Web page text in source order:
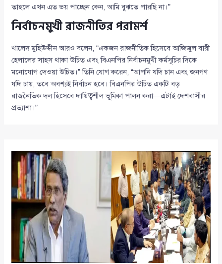
তাহলে এখন এত ভয় পাচ্ছেন কেন, আমি বুঝতে পারছি না।”
নির্বাচনমুখী রাজনীতির পরামর্শ
খালেদ মুহিউদ্দীন আরও বলেন, “একজন রাজনীতিক হিসেবে আজিজুল বারী
হেলালের সাহস থাকা উচিত এবং বিএনপির নির্বাচনমুখী কর্মসূচির দিকে
মনোযোগ দেওয়া উচিত।” তিনি যোগ করেন, “আপনি যদি চান এবং জনগণ
যদি চায়, তবে অবশ্যই নির্বাচন হবে। বিএনপির উচিত একটি বড়
রাজনৈতিক দল হিসেবে দায়িত্বশীল ভূমিকা পালন করা—এটাই দেশবাসীর
প্রত্যাশা।”